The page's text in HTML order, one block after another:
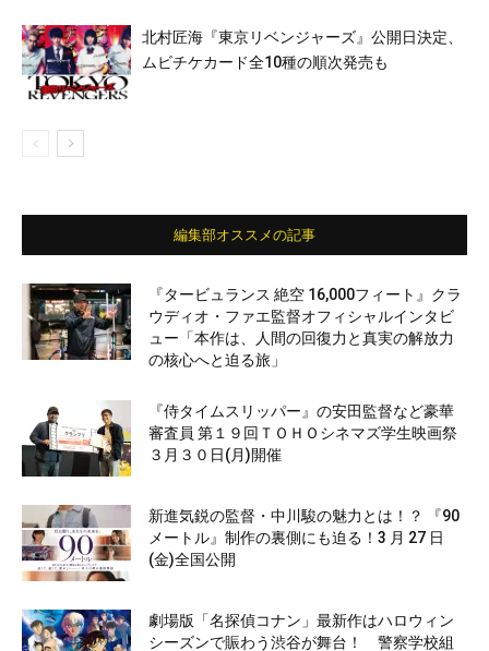
北村匠海『東京リベンジャーズ』公開日決定、
ムビチケカード全10種の順次発売も
編集部オススメの記事
『タービュランス 絶空 16,000フィート』クラ
ウディオ・ファエ監督オフィシャルインタビ
ュー「本作は、人間の回復力と真実の解放力
の核心へと迫る旅」
『侍タイムスリッパー』の安田監督など豪華
審査員 第１９回ＴＯＨＯシネマズ学生映画祭
３月３０日(月)開催
新進気鋭の監督・中川駿の魅力とは！？ 『90
メートル』制作の裏側にも迫る！3 月 27 日
(金)全国公開
劇場版「名探偵コナン」最新作はハロウィン
シーズンで賑わう渋谷が舞台！ 警察学校組